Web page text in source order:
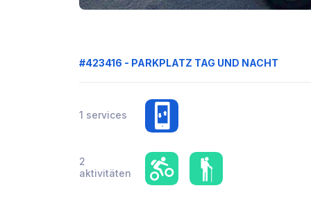
#423416 - PARKPLATZ TAG UND NACHT
1 services
2
aktivitäten